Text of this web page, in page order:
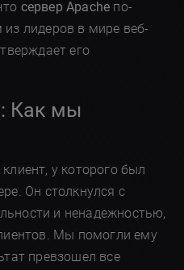
сервер Apache по-
лидеров в мире веб-
его
Как мы
у которого был
Он столкнулся с
и ненадежностью,
Мы помогли ему
превзошел все